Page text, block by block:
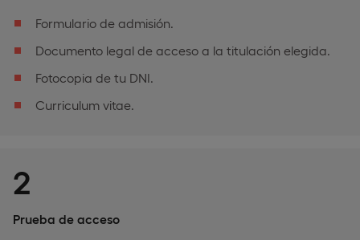
Formulario de admisión.
Documento legal de acceso a la titulación elegida.
Fotocopia de tu DNI.
Curriculum vitae.
2
Prueba de acceso